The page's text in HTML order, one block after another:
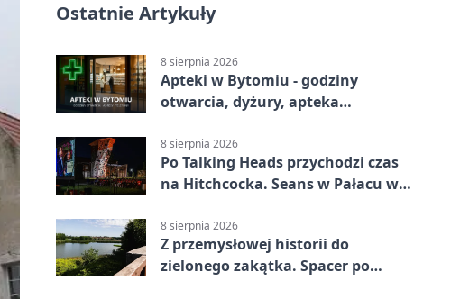
Ostatnie Artykuły
8 sierpnia 2026
Apteki w Bytomiu - godziny
otwarcia, dyżury, apteka
8 sierpnia 2026
Po Talking Heads przychodzi czas
na Hitchcocka. Seans w Pałacu w
8 sierpnia 2026
Z przemysłowej historii do
zielonego zakątka. Spacer po